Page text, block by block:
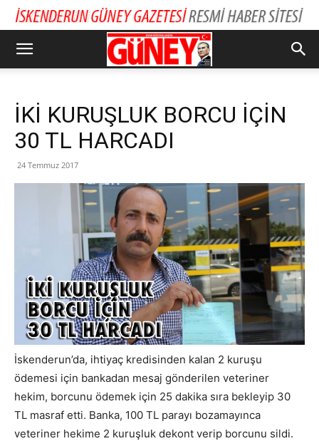
İKİ KURUŞLUK BORCU İÇİN
30 TL HARCADI
24 Temmuz 2017
İskenderun’da, ihtiyaç kredisinden kalan 2 kuruşu
ödemesi için bankadan mesaj gönderilen veteriner
hekim, borcunu ödemek için 25 dakika sıra bekleyip 30
TL masraf etti. Banka, 100 TL parayı bozamayınca
veteriner hekime 2 kuruşluk dekont verip borcunu sildi.